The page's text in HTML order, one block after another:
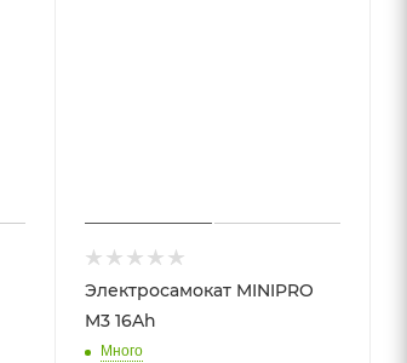
Электросамокат MINIPRO
M3 16Ah
Много